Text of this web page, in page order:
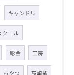
キャンドル
クール
彫金 工房
おやつ 高崎駅